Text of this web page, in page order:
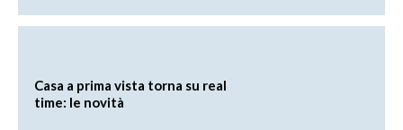
Casa a prima vista torna su real
time: le novità